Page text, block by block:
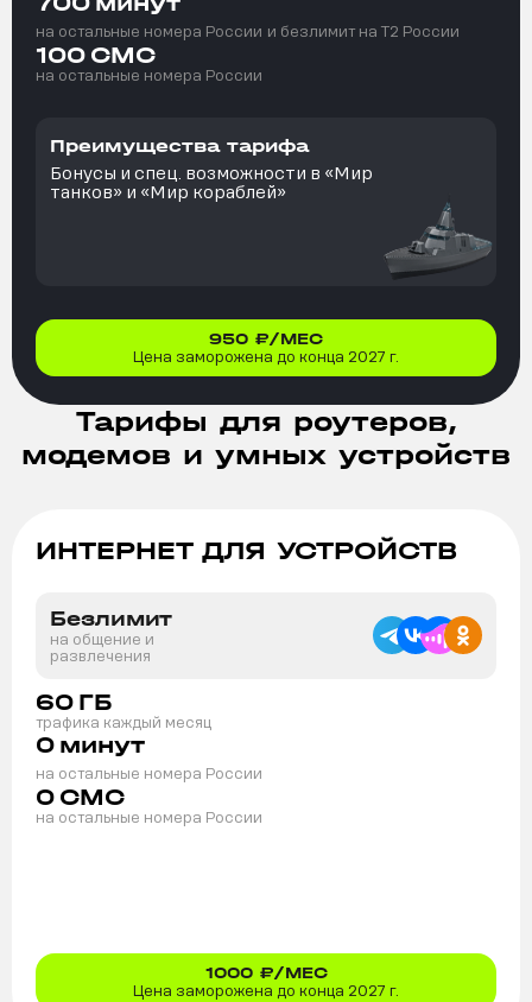
на остальные номера России и безлимит на T2 России
100 СМС
на остальные номера России
Преимущества тарифа
Бонусы и спец. возможности в «Мир
танков» и «Мир кораблей»
950 ₽/МЕС
Цена заморожена до конца 2027 г.
Тарифы для роутеров,
модемов и умных устройств
ИНТЕРНЕТ ДЛЯ УСТРОЙСТВ
Безлимит
на общение и
развлечения
60 ГБ
трафика каждый месяц
0 минут
на остальные номера России
0 СМС
на остальные номера России
1000 ₽/МЕС
Цена заморожена до конца 2027 г.